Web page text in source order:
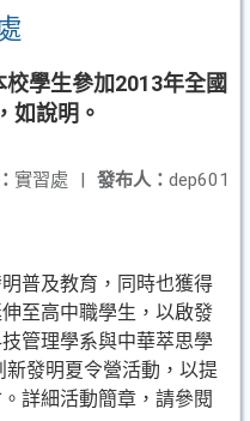
學生參加2013年全國
如說明。
發布人： dep601
實習處 |
普及教育，同時也獲得
至高中職學生，以啟發
管理學系與中華萃思學
發明夏令營活動，以提
詳細活動簡章，請參閱